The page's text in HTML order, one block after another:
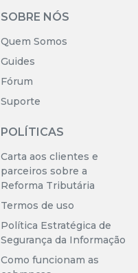
SOBRE NÓS
Quem Somos
Guides
Fórum
Suporte
POLÍTICAS
Carta aos clientes e
parceiros sobre a
Reforma Tributária
Termos de uso
Política Estratégica de
Segurança da Informação
Como funcionam as